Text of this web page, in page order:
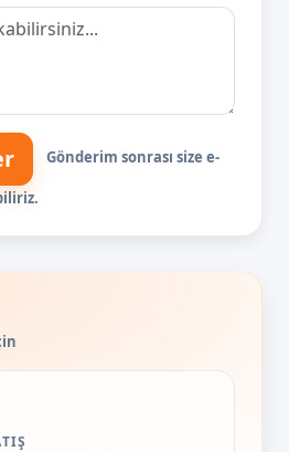
Gönderim sonrası size e-